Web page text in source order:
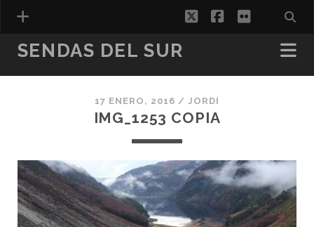
CATALÁN)
twitterfacebook
flickr
SENDAS DEL SUR
17 ENERO, 2016 /JORDI
IMG_1253 COPIA